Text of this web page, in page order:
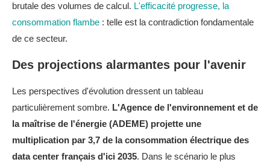
brutale des volumes de calcul. L'efficacité progresse, la
consommation flambe : telle est la contradiction fondamentale
de ce secteur.
Des projections alarmantes pour l'avenir
Les perspectives d'évolution dressent un tableau
particulièrement sombre. L'Agence de l'environnement et de
la maîtrise de l'énergie (ADEME) projette une
multiplication par 3,7 de la consommation électrique des
data center français d'ici 2035. Dans le scénario le plus